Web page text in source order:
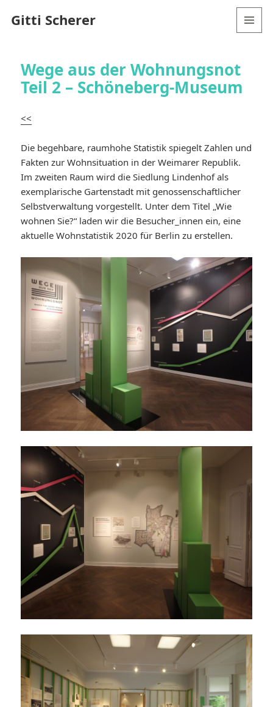
Gitti Scherer
Wege aus der Wohnungsnot
Teil 2 – Schöneberg-Museum
<<
Die begehbare, raumhohe Statistik spiegelt Zahlen und
Fakten zur Wohnsituation in der Weimarer Republik.
Im zweiten Raum wird die Siedlung Lindenhof als
exemplarische Gartenstadt mit genossenschaftlicher
Selbstverwaltung vorgestellt. Unter dem Titel „Wie
wohnen Sie?“ laden wir die Besucher_innen ein, eine
aktuelle Wohnstatistik 2020 für Berlin zu erstellen.